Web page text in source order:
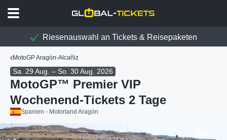
Riesenauswahl an Tickets & Reisepaketen
MotoGP Aragón-Alcañiz
Sa. 29 Aug. – So. 30 Aug. 2026
MotoGP™ Premier VIP
Wochenend-Tickets 2 Tage
Spanien - Motorland Aragón